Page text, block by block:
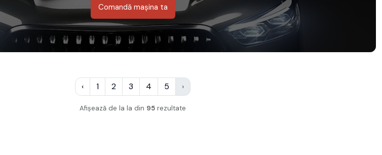
Comandă mașina ta
‹ 1 2 3 4 5 ›
Afișează de la la din 95 rezultate